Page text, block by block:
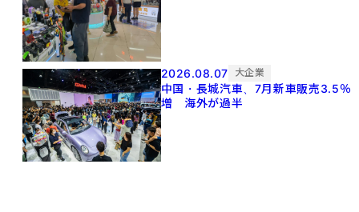
2026.08.07 大企業
中国・長城汽車、7月新車販売3.5％
増 海外が過半